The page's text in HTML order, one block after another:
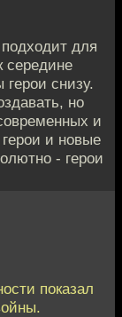
для
середине
снизу.
но
и
и новые
- герои
показал